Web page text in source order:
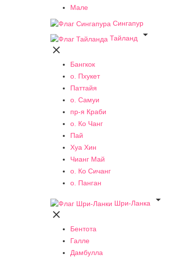
Мале
Сингапур
Тайланд


Бангкок
о. Пхукет
Паттайя
о. Самуи
пр-я Краби
о. Ко Чанг
Пай
Хуа Хин
Чианг Май
о. Ко Сичанг
о. Панган
Шри-Ланка


Бентота
Галле
Дамбулла